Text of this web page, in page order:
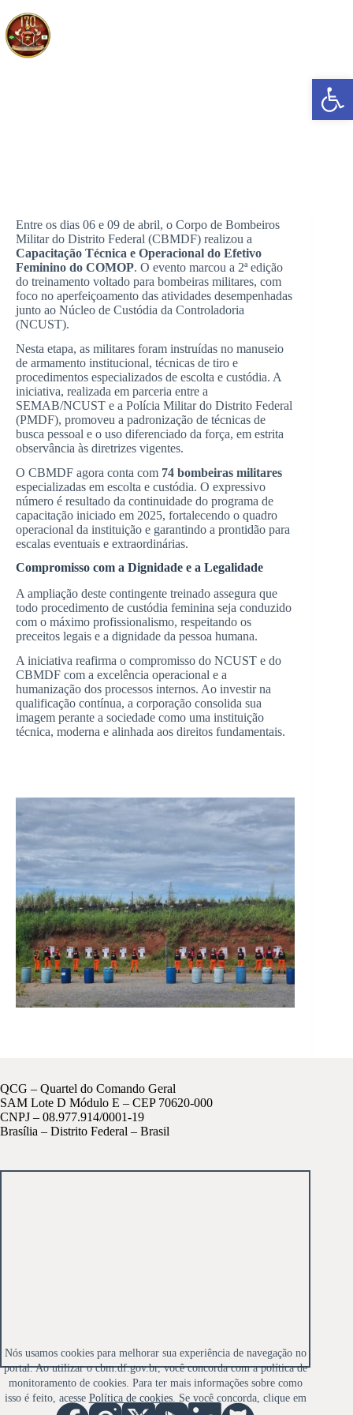
Abrir a barra de ferramentas
para
conteúdo
Nós usamos cookies para melhorar sua experiência de navegação no
portal. Ao utilizar o cbm.df.gov.br, você concorda com a política de
monitoramento de cookies. Para ter mais informações sobre como
isso é feito, acesse Política de cookies. Se você concorda, clique em
Entre os dias 06 e 09 de abril, o Corpo de Bombeiros
Militar do Distrito Federal (CBMDF) realizou a
Capacitação Técnica e Operacional do Efetivo
Feminino do COMOP. O evento marcou a 2ª edição
do treinamento voltado para bombeiras militares, com
foco no aperfeiçoamento das atividades desempenhadas
junto ao Núcleo de Custódia da Controladoria
(NCUST).
Nesta etapa, as militares foram instruídas no manuseio
de armamento institucional, técnicas de tiro e
procedimentos especializados de escolta e custódia. A
iniciativa, realizada em parceria entre a
SEMAB/NCUST e a Polícia Militar do Distrito Federal
(PMDF), promoveu a padronização de técnicas de
busca pessoal e o uso diferenciado da força, em estrita
observância às diretrizes vigentes.
O CBMDF agora conta com 74 bombeiras militares
especializadas em escolta e custódia. O expressivo
número é resultado da continuidade do programa de
capacitação iniciado em 2025, fortalecendo o quadro
operacional da instituição e garantindo a prontidão para
escalas eventuais e extraordinárias.
Compromisso com a Dignidade e a Legalidade
A ampliação deste contingente treinado assegura que
todo procedimento de custódia feminina seja conduzido
com o máximo profissionalismo, respeitando os
preceitos legais e a dignidade da pessoa humana.
A iniciativa reafirma o compromisso do NCUST e do
CBMDF com a excelência operacional e a
humanização dos processos internos. Ao investir na
qualificação contínua, a corporação consolida sua
imagem perante a sociedade como uma instituição
técnica, moderna e alinhada aos direitos fundamentais.
QCG – Quartel do Comando Geral
SAM Lote D Módulo E – CEP 70620-000
CNPJ – 08.977.914/0001-19
Brasília – Distrito Federal – Brasil